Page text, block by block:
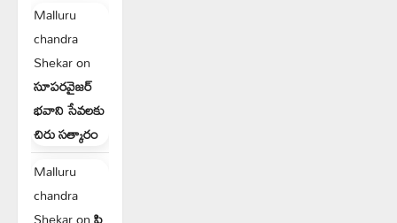
Malluru
chandra
Shekaron
సూపరవైజర్
భవాని సేవలకు
చిరు సత్కారం
Malluru
chandra